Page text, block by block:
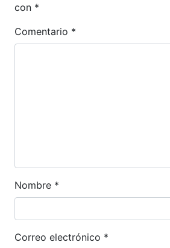
con *
Comentario *
Nombre *
Correo electrónico *